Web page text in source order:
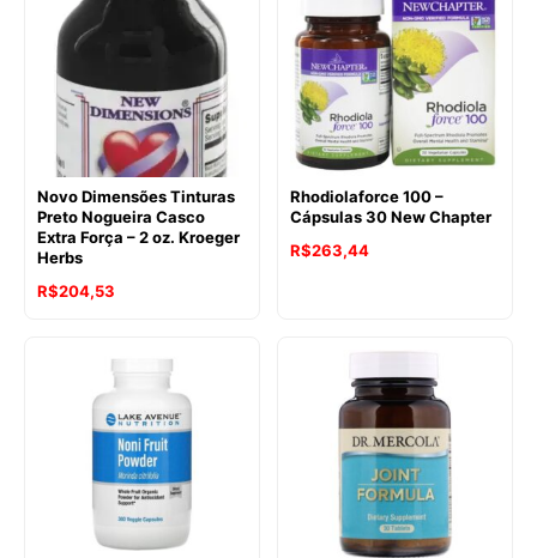
Novo Dimensões Tinturas
Preto Nogueira Casco
Extra Força – 2 oz. Kroeger
Herbs
R$204,53
Rhodiolaforce 100 –
Cápsulas 30 New Chapter
R$263,44